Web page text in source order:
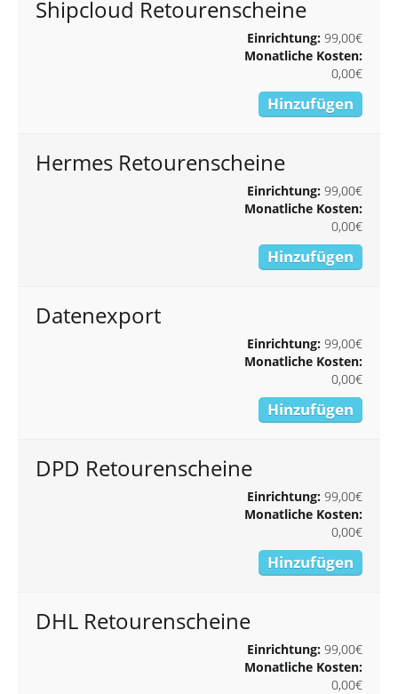
Shipcloud Retourenscheine
Einrichtung:99,00€
Monatliche Kosten:
0,00€
Hinzufügen
Hermes Retourenscheine
Einrichtung:99,00€
Monatliche Kosten:
0,00€
Hinzufügen
Datenexport
Einrichtung:99,00€
Monatliche Kosten:
0,00€
Hinzufügen
DPD Retourenscheine
Einrichtung:99,00€
Monatliche Kosten:
0,00€
Hinzufügen
DHL Retourenscheine
Einrichtung:99,00€
Monatliche Kosten:
0,00€